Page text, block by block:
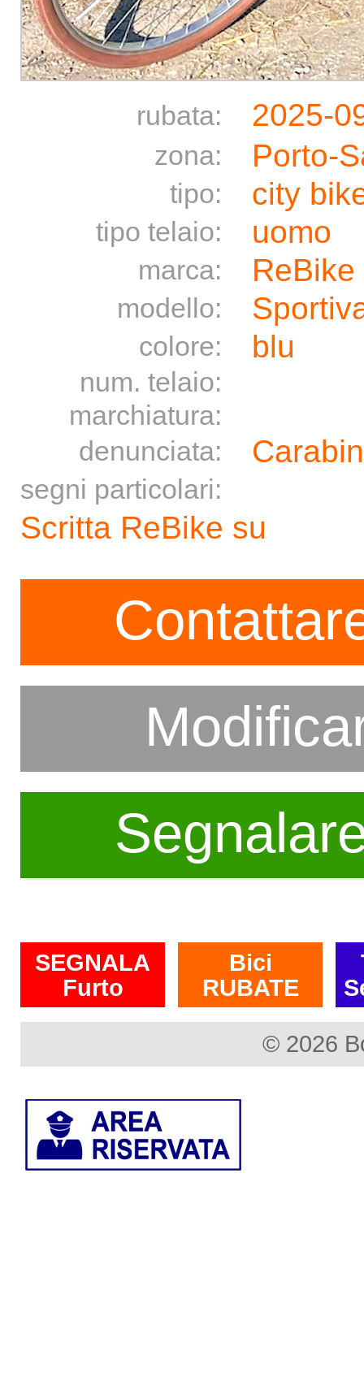
rubata: 2025-
zona: Porto-
tipo: city
tipo telaio: uomo
marca: ReBike
modello:
colore: blu
num. telaio:
marchiatura:
denunciata:
segni particolari:
Scritta ReBike su
SEGNALA
Furto
Bici
RUBATE
© 2026